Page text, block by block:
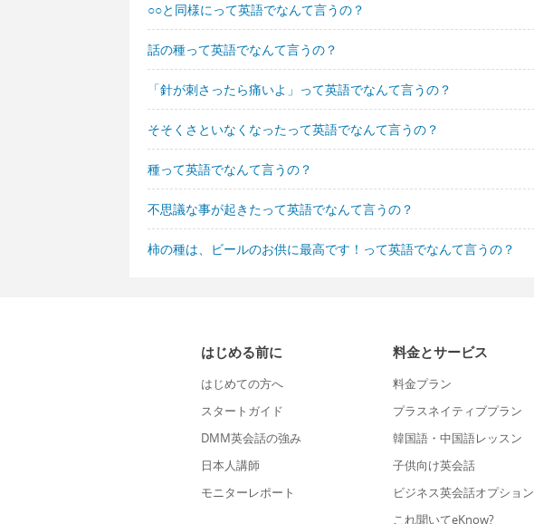
○○と同様にって英語でなんて言うの？
話の種って英語でなんて言うの？
「針が刺さったら痛いよ」って英語でなんて言うの？
そそくさといなくなったって英語でなんて言うの？
種って英語でなんて言うの？
不思議な事が起きたって英語でなんて言うの？
柿の種は、ビールのお供に最高です！って英語でなんて言うの？
はじめる前に
はじめての方へ
スタートガイド
DMM英会話の強み
日本人講師
モニターレポート
料金とサービス
料金プラン
プラスネイティブプラン
韓国語・中国語レッスン
子供向け英会話
ビジネス英会話オプション
これ聞いてeKnow?